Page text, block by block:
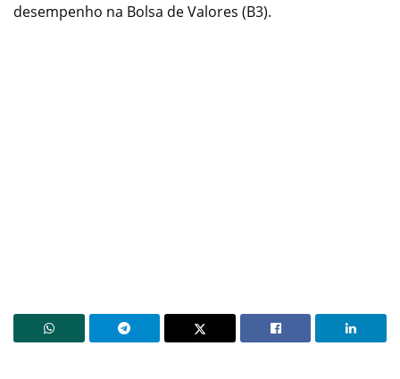
desempenho na Bolsa de Valores (B3).